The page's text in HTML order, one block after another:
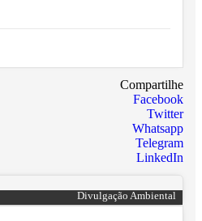
Compartilhe
Facebook
Twitter
Whatsapp
Telegram
LinkedIn
Divulgação Ambiental